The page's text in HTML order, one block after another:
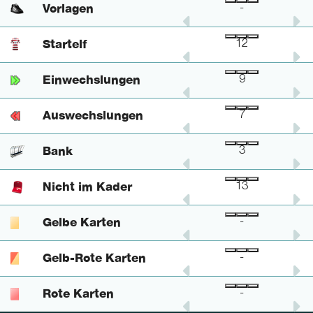
Vorlagen
- -
Startelf
12 12
Einwechslungen
8 9
Auswechslungen
7 7
Bank
3 3
Nicht im Kader
11 13
Gelbe Karten
- -
Gelb-Rote Karten
- -
Rote Karten
- -